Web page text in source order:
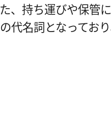
、持ち運びや保管
代名詞となってお